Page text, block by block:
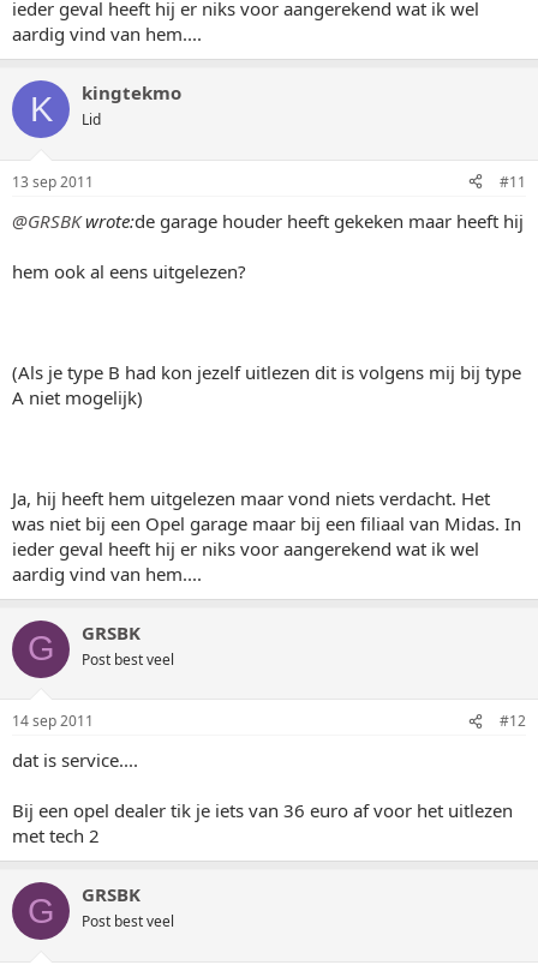
ieder geval heeft hij er niks voor aangerekend wat ik wel
aardig vind van hem....
K kingtekmo
Lid
13 sep 2011 #11
@GRSBKwrote:de garage houder heeft gekeken maar heeft hij
hem ook al eens uitgelezen?
(Als je type B had kon jezelf uitlezen dit is volgens mij bij type
A niet mogelijk)
Ja, hij heeft hem uitgelezen maar vond niets verdacht. Het
was niet bij een Opel garage maar bij een filiaal van Midas. In
ieder geval heeft hij er niks voor aangerekend wat ik wel
aardig vind van hem....
G GRSBK
Post best veel
14 sep 2011 #12
dat is service....
Bij een opel dealer tik je iets van 36 euro af voor het uitlezen
met tech 2
G GRSBK
Post best veel